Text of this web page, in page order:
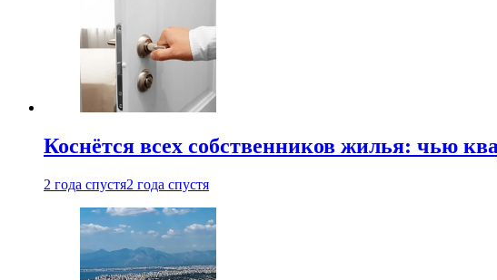
Коснётся всех собственников жилья: чью
2 года спустя2 года спустя